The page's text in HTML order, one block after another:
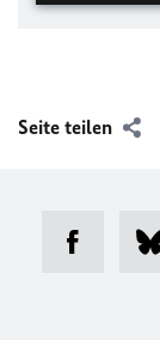
Seite teilen